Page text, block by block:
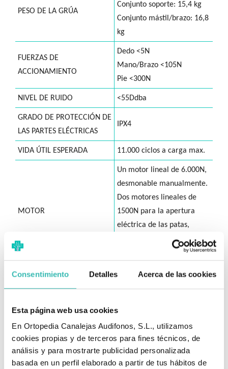
Consentimiento Detalles Acerca de las cookies
Esta página web usa cookies
En Ortopedia Canalejas Audifonos, S.L., utilizamos
cookies propias y de terceros para fines técnicos, de
análisis y para mostrarte publicidad personalizada
basada en un perfil elaborado a partir de tus hábitos de
PESO DE LA GRÚA
Conjunto soporte: 15,4 kg
Conjunto mástil/brazo: 16,8
kg
FUERZAS DE
ACCIONAMIENTO
Dedo <5N
Mano/Brazo <105N
Pie <300N
NIVEL DE RUIDO <55Ddba
GRADO DE PROTECCIÓN DE
LAS PARTES ELÉCTRICAS
IPX4
VIDA ÚTIL ESPERADA 11.000 ciclos a carga max.
MOTOR
Un motor lineal de 6.000N,
desmonable manualmente.
Dos motores lineales de
1500N para la apertura
eléctrica de las patas,
ocultos bajo chapa de
MANDO
con cable, 2 botones izado-
BATERÍA
de carga de la batería 40
ciclos aprox. Aviso acústico
cuando la batería está a